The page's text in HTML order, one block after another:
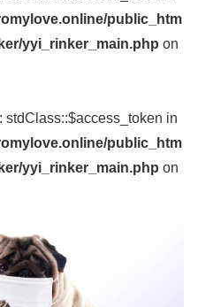
public_htm
yyi_rinker_main.php on
stdClass::$access_token in
public_htm
yyi_rinker_main.php on